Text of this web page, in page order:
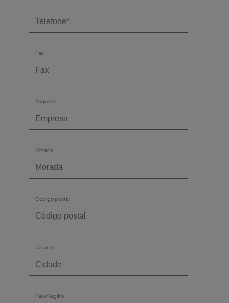
Fax
Empresa
Morada
Código postal
Cidade
País/Região